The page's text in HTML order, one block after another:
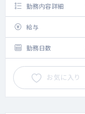
勤務内容詳細
給与
勤務日数
お気に入り